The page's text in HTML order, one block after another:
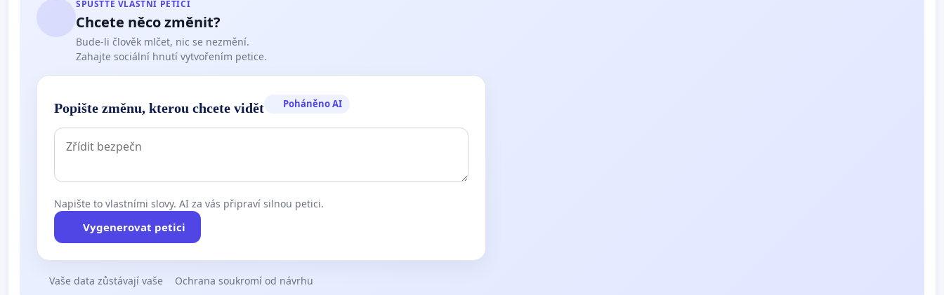
SPUSŤTE VLASTNÍ PETICI
Chcete něco změnit?
Bude-li člověk mlčet, nic se nezmění.
Zahajte sociální hnutí vytvořením petice.
Popište změnu, kterou chcete vidět Poháněno AI
Napište to vlastními slovy. AI za vás připraví silnou petici.
Vygenerovat petici
Vaše data zůstávají vaše Ochrana soukromí od návrhu